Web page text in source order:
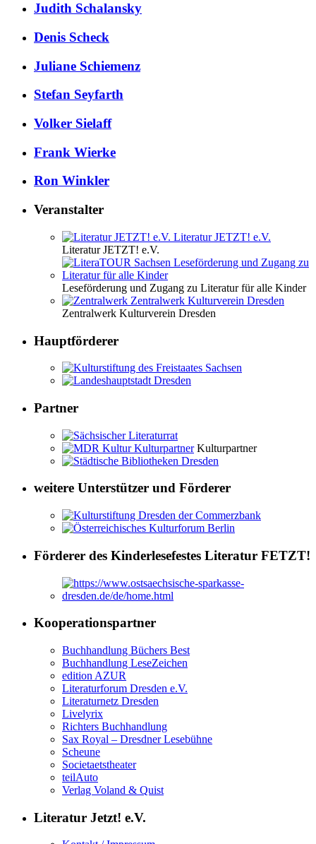
Judith Schalansky
Denis Scheck
Juliane Schiemenz
Stefan Seyfarth
Volker Sielaff
Frank Wierke
Ron Winkler
Veranstalter
Literatur JETZT! e.V.
Leseförderung und Zugang zu Literatur für alle Kinder
Zentralwerk Kulturverein Dresden
Hauptförderer
Partner
Kulturpartner
weitere Unterstützer und Förderer
Förderer des Kinderlesefestes Literatur FETZT!
Kooperationspartner
Buchhandlung Büchers Best
Buchhandlung LeseZeichen
edition AZUR
Literaturforum Dresden e.V.
Literaturnetz Dresden
Livelyrix
Richters Buchhandlung
Sax Royal – Dresdner Lesebühne
Scheune
Societaetstheater
teilAuto
Verlag Voland & Quist
Literatur Jetzt! e.V.